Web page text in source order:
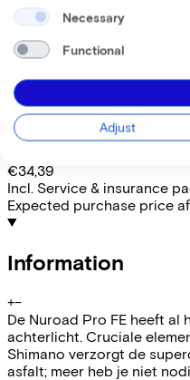
Frame shape
Diamond
EMPLOYEE SELF-EMPLOYED
Lease this bike through
Gross monthly salary
My employer pays€
Please note: the stated
€34,39
Incl. Service & insurance
Expected purchase price
Information
+−
De Nuroad Pro FE heeft
achterlicht. Cruciale
Shimano verzorgt de
asfalt; meer heb je niet
Necessary
Functional
Adjust